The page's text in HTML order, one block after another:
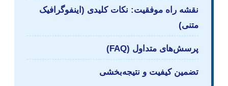
نقشه راه موفقیت: نکات کلیدی (اینفوگرافیک
متنی)
پرسش‌های متداول (FAQ)
تضمین کیفیت و نتیجه‌بخشی